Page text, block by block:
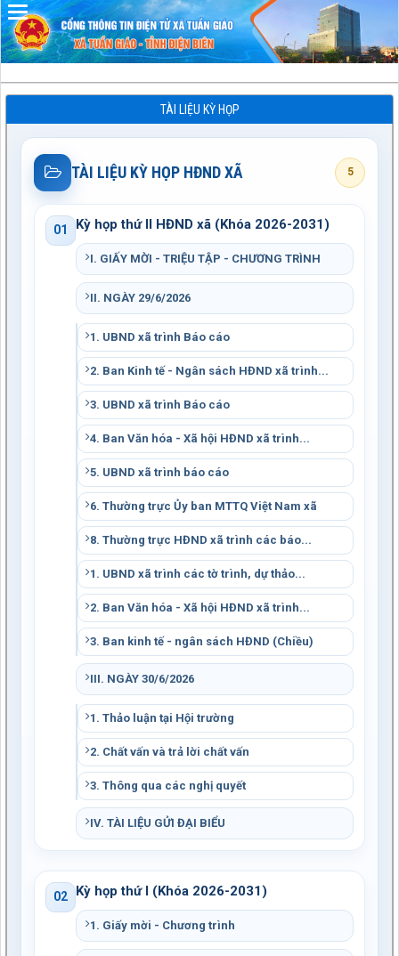
TÀI LIỆU KỲ HỌP
TÀI LIỆU KỲ HỌP HĐND XÃ 5
01 Kỳ họp thứ II HĐND xã (Khóa 2026-2031)
I. GIẤY MỜI - TRIỆU TẬP - CHƯƠNG TRÌNH
II. NGÀY 29/6/2026
1. UBND xã trình Báo cáo
2. Ban Kinh tế - Ngân sách HĐND xã trình...
3. UBND xã trình Báo cáo
4. Ban Văn hóa - Xã hội HĐND xã trình...
5. UBND xã trình báo cáo
6. Thường trực Ủy ban MTTQ Việt Nam xã
8. Thường trực HĐND xã trình các báo...
1. UBND xã trình các tờ trình, dự thảo...
2. Ban Văn hóa - Xã hội HĐND xã trình...
3. Ban kinh tế - ngân sách HĐND (Chiều)
III. NGÀY 30/6/2026
1. Thảo luận tại Hội trường
2. Chất vấn và trả lời chất vấn
3. Thông qua các nghị quyết
IV. TÀI LIỆU GỬI ĐẠI BIỂU
02 Kỳ họp thứ I (Khóa 2026-2031)
1. Giấy mời - Chương trình
Đã kết nối EMC